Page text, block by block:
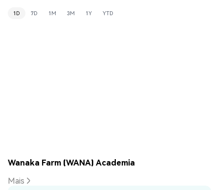
1D 7D 1M 3M 1Y YTD
Wanaka Farm (WANA) Academia
Mais